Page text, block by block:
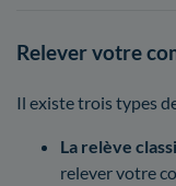
Relever votre
Il existe trois types
La relève
relever votre